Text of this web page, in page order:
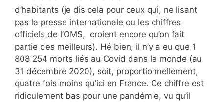
d’habitants (je dis cela pour ceux qui, ne lisant
pas la presse internationale ou les chiffres
officiels de l’OMS, croient encore qu’on fait
partie des meilleurs). Hé bien, il n’y a eu que 1
808 254 morts liés au Covid dans le monde (au
31 décembre 2020), soit, proportionnellement,
quatre fois moins qu’ici en France. Ce chiffre est
ridiculement bas pour une pandémie, vu qu’il